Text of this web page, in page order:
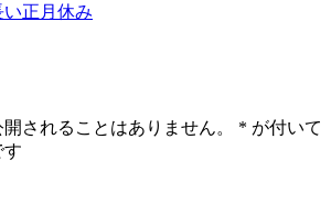
正月休み
されることはありません。 * が付いて
す